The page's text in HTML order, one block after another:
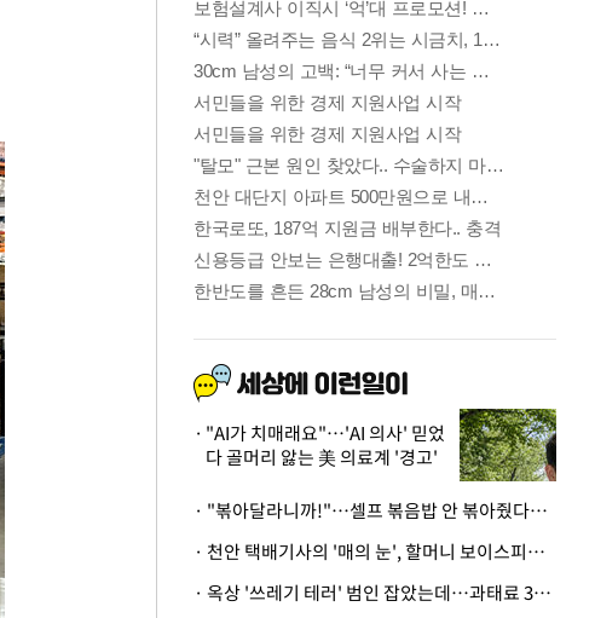
"AI가 치매래요"…'AI 의사' 믿었
다 골머리 앓는 美 의료계 '경고'
· "볶아달라니까!"…셀프 볶음밥 안 볶아줬다고 사장 폭행한 손님
· 천안 택배기사의 '매의 눈', 할머니 보이스피싱 피해 막아
· 옥상 '쓰레기 테러' 범인 잡았는데…과태료 3만원 처분에 숙박업주 허탈